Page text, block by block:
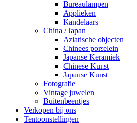
Bureaulampen
Applieken
Kandelaars
China / Japan
Aziatische objecten
Chinees porselein
Japanse Keramiek
Chinese Kunst
Japanse Kunst
Fotografie
Vintage juwelen
Buitenbeentjes
Verkopen bij ons
Tentoonstellingen